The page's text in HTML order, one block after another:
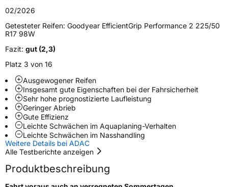
Zustand
EU Label
Effizienz
NasshaftungA
Rollgeräusch (Klasse)
Rollgeräusch (dB)68
FahrzeugklasseC1
3PMSF / Schneeflockensymbol / Alpine-Symbol
02/2026
Getesteter Reifen: Goodyear EfficientGrip Performance 2 225/50
R17 98W
Fazit: gut (2,3)
Platz 3 von 16
Ausgewogener Reifen
Insgesamt gute Eigenschaften bei der Fahrsicherheit
Sehr hohe prognostizierte Laufleistung
Geringer Abrieb
Gute Effizienz
Leichte Schwächen im Aquaplaning-Verhalten
Leichte Schwächen im Nasshandling
Weitere Details bei ADAC
Alle Testberichte anzeigen
Produktbeschreibung